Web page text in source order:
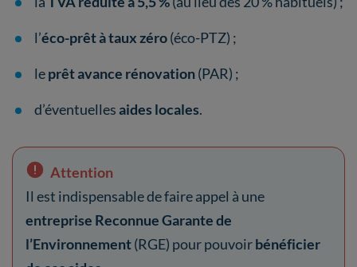
l’éco-prêt à taux zéro(éco-PTZ) ;
leprêt avance rénovation(PAR) ;
d’éventuellesaides locales.
Attention
Il est indispensable de faire appel à une
entreprise Reconnue Garante de
l’Environnement(RGE) pour pouvoirbénéficier